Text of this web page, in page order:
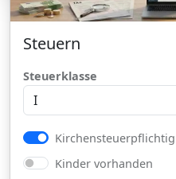
Steuern
Steuerklasse
Kirchensteuerpflichtig
Kinder vorhanden